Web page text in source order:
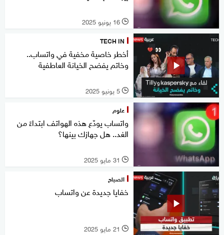
l 16 يونيو 2025
TECH IN
أخطر خاصية مخفية في واتساب..
وخاتم يفضح الخيانة العاطفية
l 5 يونيو 2025
علوم
واتساب يودّع هذه الهواتف ابتداءً من
الغد.. هل جهازك بينها؟
l 31 مايو 2025
الصباح
خفايا جديدة عن واتساب
l 21 مايو 2025